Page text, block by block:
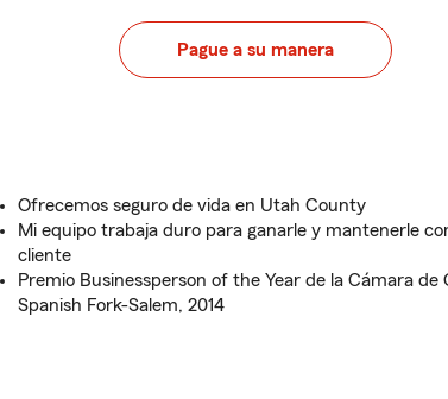
Pague a su manera
Ofrecemos seguro de vida en Utah County
Mi equipo trabaja duro para ganarle y mantenerle
cliente
Premio Businessperson of the Year de la Cámara de
Spanish Fork-Salem, 2014